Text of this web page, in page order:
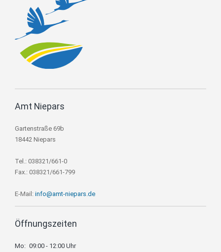
Amt Niepars
Gartenstraße 69b
18442 Niepars
Tel.: 038321/661-0
Fax.: 038321/661-799
E-Mail: info@amt-niepars.de
Öffnungszeiten
Mo: 09:00 - 12:00 Uhr